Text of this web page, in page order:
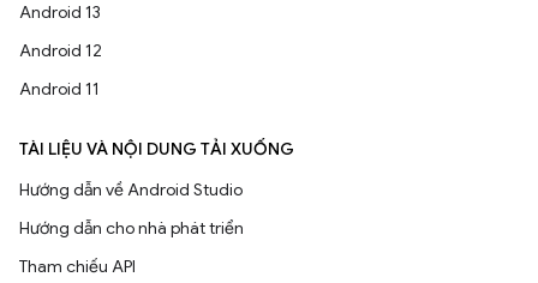
Android 13
Android 12
Android 11
TÀI LIỆU VÀ NỘI DUNG TẢI XUỐNG
Hướng dẫn về Android Studio
Hướng dẫn cho nhà phát triển
Tham chiếu API